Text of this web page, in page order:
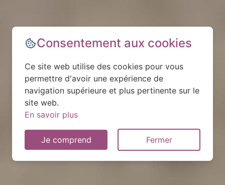
Consentement aux cookies
Ce site web utilise des cookies pour vous
permettre d'avoir une expérience de
navigation supérieure et plus pertinente sur le
site web.
En savoir plus
Je comprend Fermer